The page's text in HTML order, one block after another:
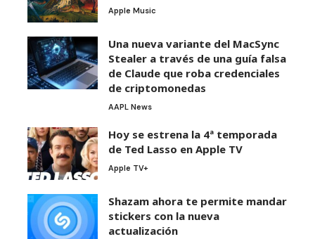
Apple Music
Una nueva variante del MacSync
Stealer a través de una guía falsa
de Claude que roba credenciales
de criptomonedas
AAPL News
Hoy se estrena la 4ª temporada
de Ted Lasso en Apple TV
Apple TV+
Shazam ahora te permite mandar
stickers con la nueva
actualización